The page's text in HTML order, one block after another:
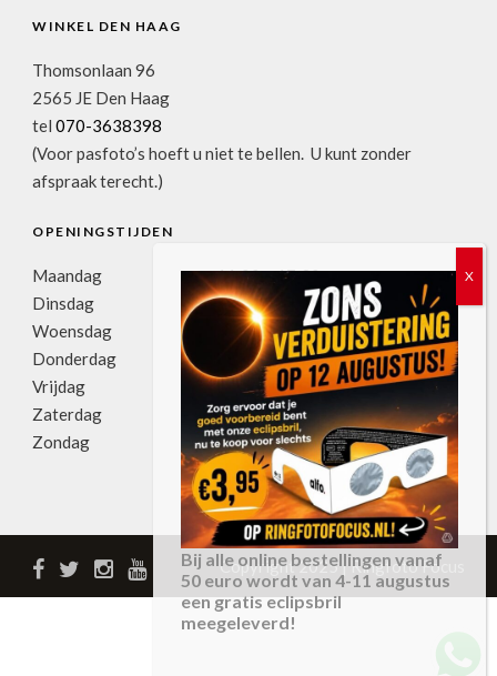
WINKEL DEN HAAG
Thomsonlaan 96
2565 JE Den Haag
tel 070-3638398
(Voor pasfoto’s hoeft u niet te bellen. U kunt zonder
afspraak terecht.)
OPENINGSTIJDEN
Maandag
11:00u-17:30u
Dinsdag
09:00u-17:30u
Woensdag
09:00u-17:30u
Donderdag
09:00u-17:30u
Vrijdag
09:00u-17:30u
Zaterdag
09:00u-17:00u
Zondag
gesloten
Copyright 2025 | Ringfoto Focus
Bij alle online bestellingen vanaf
50 euro wordt van 4-11 augustus
een gratis eclipsbril
meegeleverd!